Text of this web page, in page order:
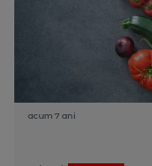
acum 7 ani